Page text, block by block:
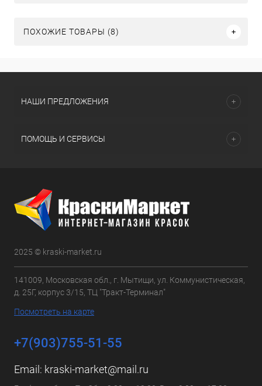
ПОХОЖИЕ ТОВАРЫ (8)
НАШИ ПРЕДЛОЖЕНИЯ
ПОМОЩЬ И СЕРВИСЫ
2025 © kraski-market.ru
141009, Московская обл., г. Мытищи, ул. Коммунистическая,
д. 25Г, корпус 3/15, ТЦ "Тракт-Терминал"
Посмотреть на карте
+7(903)755-51-55
Email: kraski-market@mail.ru